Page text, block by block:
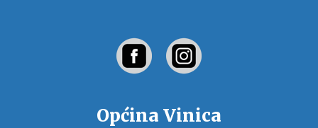
Općina Vinica